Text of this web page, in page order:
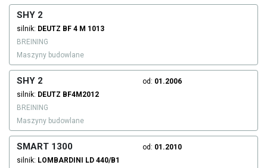
SHY 2
silnik: DEUTZ BF 4 M 1013
BREINING
Maszyny budowlane
SHY 2 od: 01.2006
silnik: DEUTZ BF4M2012
BREINING
Maszyny budowlane
SMART 1300 od: 01.2010
silnik: LOMBARDINI LD 440/B1